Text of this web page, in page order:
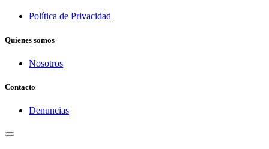
Política de Privacidad
Quienes somos
Nosotros
Contacto
Denuncias